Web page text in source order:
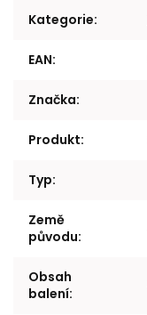
Kategorie:
EAN:
Značka:
Produkt:
Typ:
Země
původu:
Obsah
balení: